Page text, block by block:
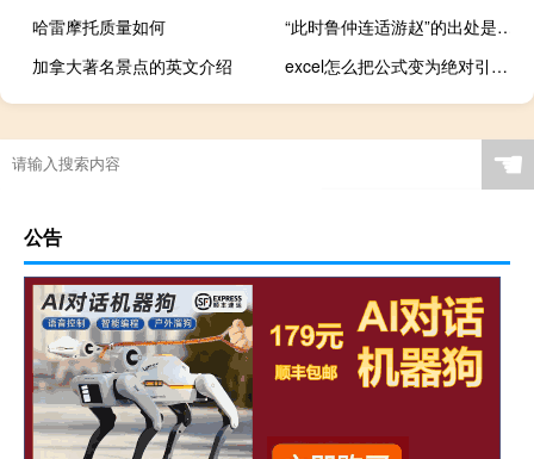
哈雷摩托质量如何
“此时鲁仲连适游赵”的出处是哪里
加拿大著名景点的英文介绍
excel怎么把公式变为绝对引用（excel怎么把公式变成数值）
☚
公告